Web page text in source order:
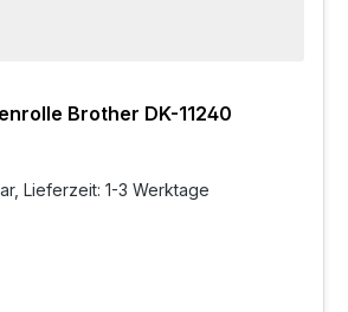
Brother DK-11240
Lieferzeit: 1-3 Werktage